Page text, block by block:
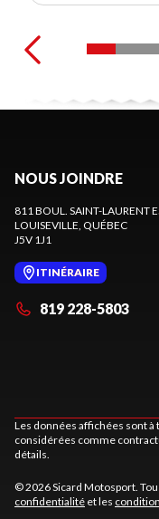
NOUS JOINDRE
811 BOUL. SAINT-LAURENT
LOUISEVILLE, QUÉBEC
J5V 1J1
ITINÉRAIRE
819 228-5803
Les données affichées sont
considérées comme
détails.
© 2026 Sicard Motosport.
confidentialité et les